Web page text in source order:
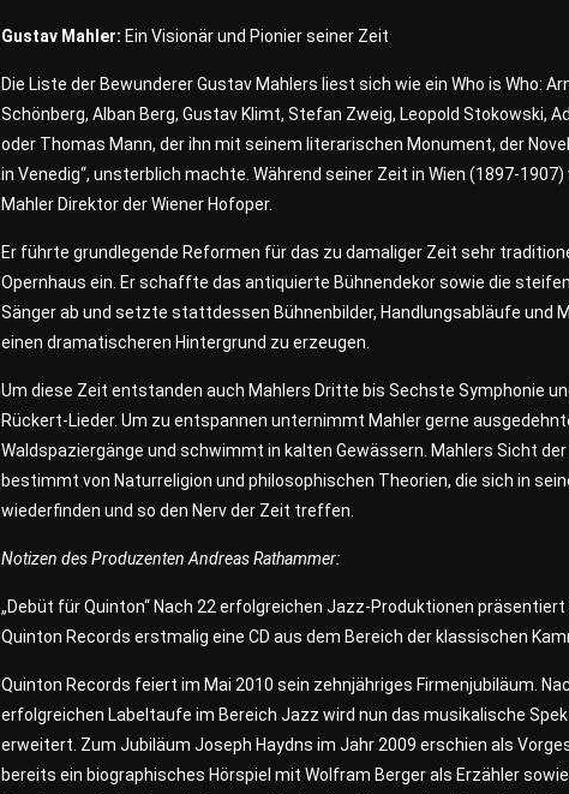
Gustav Mahler: Ein Visionär und Pionier seiner Zeit
Die Liste der Bewunderer Gustav Mahlers liest sich wie ein Who is Who:
Schönberg, Alban Berg, Gustav Klimt, Stefan Zweig, Leopold Stokowski,
oder Thomas Mann, der ihn mit seinem literarischen Monument, der
in Venedig“, unsterblich machte. Während seiner Zeit in Wien (1897-
Mahler Direktor der Wiener Hofoper.
Er führte grundlegende Reformen für das zu damaliger Zeit sehr
Opernhaus ein. Er schaffte das antiquierte Bühnendekor sowie die
Sänger ab und setzte stattdessen Bühnenbilder, Handlungsabläufe und
einen dramatischeren Hintergrund zu erzeugen.
Um diese Zeit entstanden auch Mahlers Dritte bis Sechste Symphonie
Rückert-Lieder. Um zu entspannen unternimmt Mahler gerne
Waldspaziergänge und schwimmt in kalten Gewässern. Mahlers Sicht
bestimmt von Naturreligion und philosophischen Theorien, die sich in
wiederfinden und so den Nerv der Zeit treffen.
Notizen des Produzenten Andreas Rathammer:
„Debüt für Quinton“ Nach 22 erfolgreichen Jazz-Produktionen präsentiert
Quinton Records erstmalig eine CD aus dem Bereich der klassischen
Quinton Records feiert im Mai 2010 sein zehnjähriges Firmenjubiläum.
erfolgreichen Labeltaufe im Bereich Jazz wird nun das musikalische
erweitert. Zum Jubiläum Joseph Haydns im Jahr 2009 erschien als
bereits ein biographisches Hörspiel mit Wolfram Berger als Erzähler